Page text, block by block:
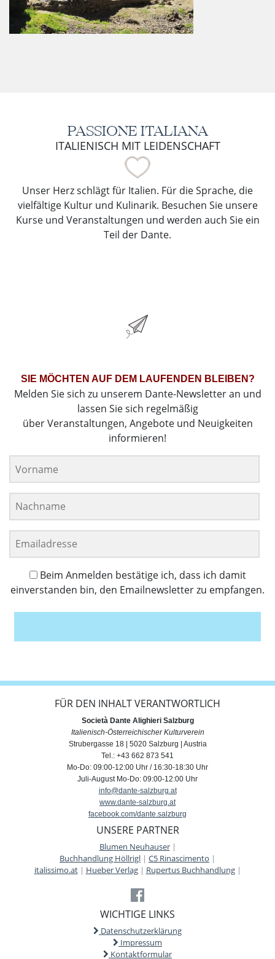
PASSIONE ITALIANA
ITALIENISCH MIT LEIDENSCHAFT
Unser Herz schlägt für Italien. Für die Sprache, die
vielfältige Kultur und Kulinarik. Besuchen Sie unsere
Kurse und Veranstaltungen und werden auch Sie ein
Teil der Dante.
SIE MÖCHTEN AUF DEM LAUFENDEN BLEIBEN?
Melden Sie sich zu unserem Dante-Newsletter an und
lassen Sie sich regelmäßig
über Veranstaltungen, Angebote und Neuigkeiten
informieren!
Beim Anmelden bestätige ich, dass ich damit
einverstanden bin, den Emailnewsletter zu empfangen.
FÜR DEN INHALT VERANTWORTLICH
Società Dante Alighieri Salzburg
Italienisch-Österreichischer Kulturverein
Strubergasse 18 | 5020 Salzburg | Austria
Tel.: +43 662 873 541
Mo-Do: 09:00-12:00 Uhr / 16:30-18:30 Uhr
Juli-August Mo-Do: 09:00-12:00 Uhr
info@dante-salzburg.at
www.dante-salzburg.at
facebook.com/dante.salzburg
UNSERE PARTNER
Blumen Neuhauser|
Buchhandlung Höllrigl | C5 Rinascimento |
italissimo.at| Hueber Verlag| Rupertus Buchhandlung|
WICHTIGE LINKS
Datenschutzerklärung
Impressum
Kontaktformular